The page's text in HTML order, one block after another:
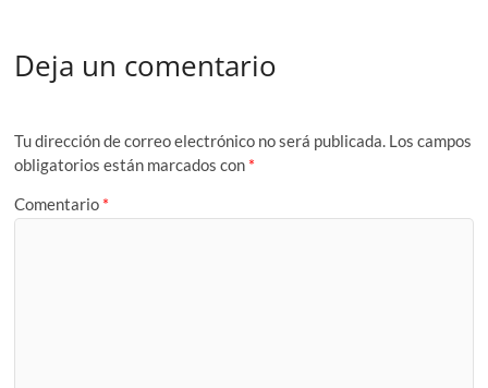
Deja un comentario
Tu dirección de correo electrónico no será publicada. Los campos
obligatorios están marcados con *
Comentario *